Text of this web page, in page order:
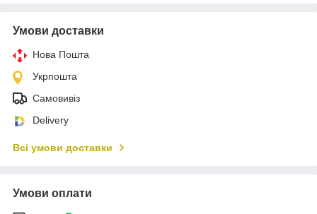
Умови доставки
Нова Пошта
Укрпошта
Самовивіз
Delivery
Всі умови доставки
Умови оплати